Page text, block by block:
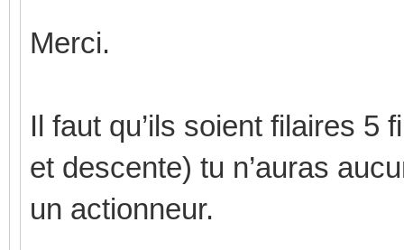
Merci.
Il faut qu’ils soient filaires 5
et descente) tu n’auras
un actionneur.